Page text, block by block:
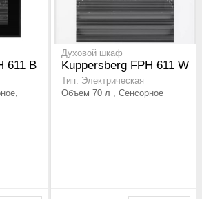
611 B
Духовой шкаф
Kuppersberg FPH 611 W
Тип: Электрическая
Объем 70 л , Сенсорное